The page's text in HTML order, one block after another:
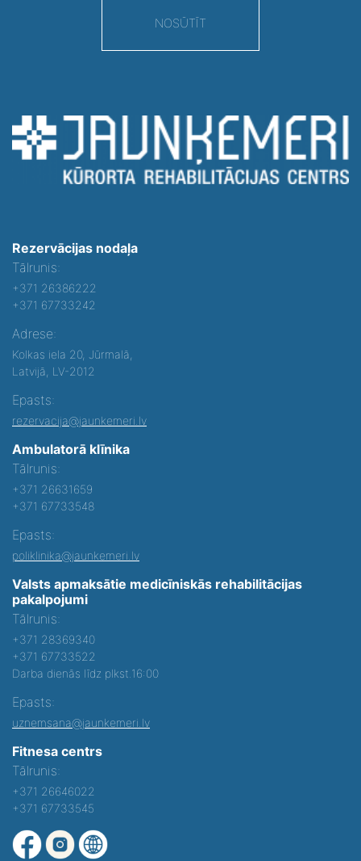
NOSŪTĪT
Rezervācijas nodaļa
Tālrunis:
+371 26386222
+371 67733242
Adrese:
Kolkas iela 20, Jūrmalā,
Latvijā, LV-2012
Epasts:
rezervacija@jaunkemeri.lv
Ambulatorā klīnika
Tālrunis:
+371 26631659
+371 67733548
Epasts:
poliklinika@jaunkemeri.lv
Valsts apmaksātie medicīniskās rehabilitācijas
pakalpojumi
Tālrunis:
+371 28369340
+371 67733522
Darba dienās līdz plkst.16:00
Epasts:
uznemsana@jaunkemeri.lv
Fitnesa centrs
Tālrunis:
+371 26646022
+371 67733545